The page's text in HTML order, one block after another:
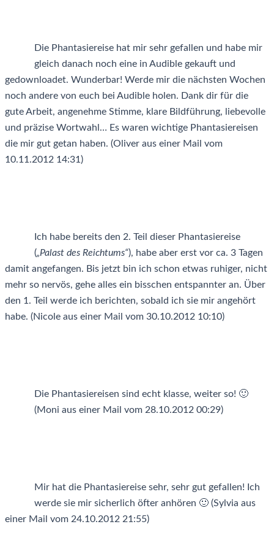
Die Phantasiereise hat mir sehr gefallen und habe mir
gleich danach noch eine in Audible gekauft und
gedownloadet. Wunderbar! Werde mir die nächsten Wochen
noch andere von euch bei Audible holen. Dank dir für die
gute Arbeit, angenehme Stimme, klare Bildführung, liebevolle
und präzise Wortwahl… Es waren wichtige Phantasiereisen
die mir gut getan haben. (Oliver aus einer Mail vom
10.11.2012 14:31)
Ich habe bereits den 2. Teil dieser Phantasiereise
(„Palast des Reichtums“), habe aber erst vor ca. 3 Tagen
damit angefangen. Bis jetzt bin ich schon etwas ruhiger, nicht
mehr so nervös, gehe alles ein bisschen entspannter an. Über
den 1. Teil werde ich berichten, sobald ich sie mir angehört
habe. (Nicole aus einer Mail vom 30.10.2012 10:10)
Die Phantasiereisen sind echt klasse, weiter so! 🙂
(Moni aus einer Mail vom 28.10.2012 00:29)
Mir hat die Phantasiereise sehr, sehr gut gefallen! Ich
werde sie mir sicherlich öfter anhören 🙂 (Sylvia aus
einer Mail vom 24.10.2012 21:55)